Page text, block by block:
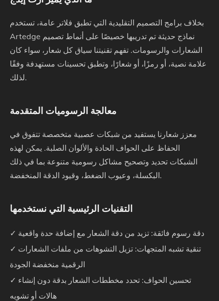
بخلاف برامج التصميم التقليدية التي تطبق فلاتر عامة، تستخدم
Artedge نماذج حديثة تم تدريبها خصيصًا على أنماط تصميم
الشعارات والرسومات. تفهم تقنيتنا سياق كل شعار، سواء كان
علامة نصية، أو رمزًا، أو شعارًا، وتطبق تحسينات مستهدفة وفقًا
لذلك.
معالجة الرسوميات المتقدمة
معزز شعارنا يستفيد من شبكات عصبية متخصصة تتفوق في
الحفاظ على الحواف الحادة والألوان الصلبة. يمكن لهذه
الشبكات تحديد وتصحيح مشاكل رسومية متنوعة بما في ذلك
البكسلة، وعيوب الضغط، وقيود الدقة المنخفضة.
التقنيات الرئيسية التي نستخدمها
✓ دقة رسوم فائقة: تزيد من دقة الشعار مع إضافة حدة واقعية
✓ تنقية تشبه المتجهات: تزيل التشوهات من ملفات الشعارات
الرقمية منخفضة الجودة
✓ تحسين الحواف: تحدد مخططات الشعار بدقة دون إنشاء
هالات أو تشويه